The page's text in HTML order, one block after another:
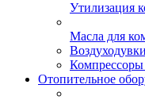
Утилизация
Масла для
Отопительное